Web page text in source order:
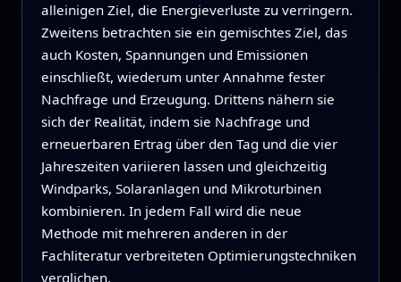
alleinigen Ziel, die Energieverluste zu verringern.
Zweitens betrachten sie ein gemischtes Ziel, das
auch Kosten, Spannungen und Emissionen
einschließt, wiederum unter Annahme fester
Nachfrage und Erzeugung. Drittens nähern sie
sich der Realität, indem sie Nachfrage und
erneuerbaren Ertrag über den Tag und die vier
Jahreszeiten variieren lassen und gleichzeitig
Windparks, Solaranlagen und Mikroturbinen
kombinieren. In jedem Fall wird die neue
Methode mit mehreren anderen in der
Fachliteratur verbreiteten Optimierungstechniken
verglichen.